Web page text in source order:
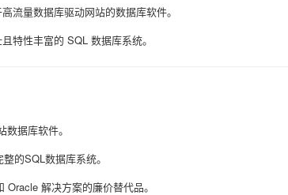
流量数据库驱动网站的数据库软件。
特性丰富的 SQL 数据库系统。
据库软件。
的SQL数据库系统。
解决方案的廉价替代品。